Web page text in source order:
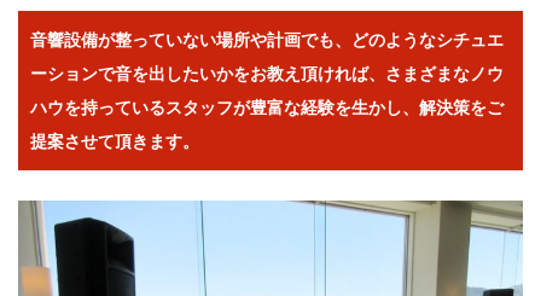
音響設備が整っていない場所や計画でも、どのようなシチュエ
ーションで音を出したいかをお教え頂ければ、 さまざまなノウ
ハウを持っているスタッフが豊富な経験を生かし、解決策をご
提案させて頂きます。